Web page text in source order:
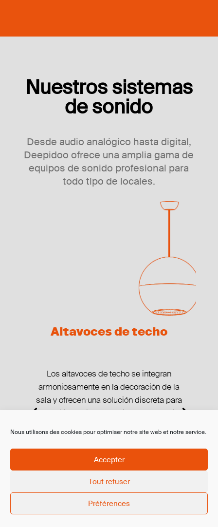
Nous utilisons des cookies pour optimiser notre site web et notre service.
Accepter
Tout refuser
Préférences
Nuestros sistemas
de sonido
Desde audio analógico hasta digital,
Deepidoo ofrece una amplia gama de
equipos de sonido profesional para
todo tipo de locales.
Altavoces de techo
Los altavoces de techo se integran
armoniosamente en la decoración de la
sala y ofrecen una solución discreta para
transmitir música, anuncios, conferencias
envolvente.
En función del proyecto, podemos ofrecer
altavoces empotrados en el techo para
una discreción aún mayor.